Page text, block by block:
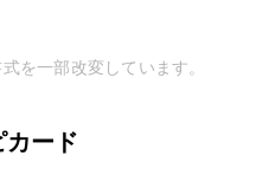
を一部改変しています。
カード